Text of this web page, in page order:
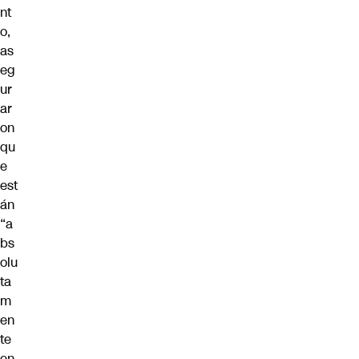
nt
o,
as
eg
ur
ar
on
qu
e
est
án
“a
bs
olu
ta
m
en
te